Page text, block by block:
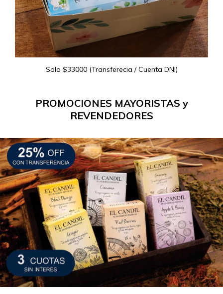
Solo $33000 (Transferecia / Cuenta DNI)
PROMOCIONES MAYORISTAS y
REVENDEDORES